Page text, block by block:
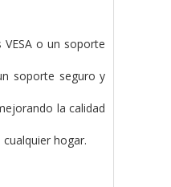
o un soporte
soporte seguro y
la calidad
hogar.